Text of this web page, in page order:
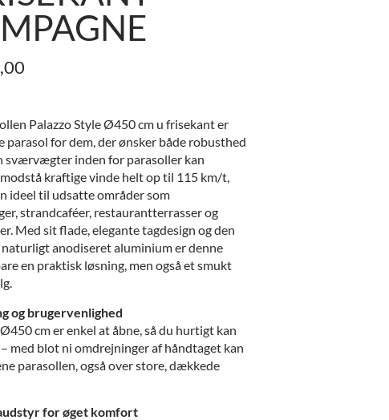
Palazzo Style Ø450 cm u frisekant er
parasol for dem, der ønsker både robusthed
sværvægter inden for parasoller kan
modstå kraftige vinde helt op til 115 km/t,
ideel til udsatte områder som
strandcaféer, restaurantterrasser og
Med sit flade, elegante tagdesign og den
anodiseret aluminium er denne
en praktisk løsning, men også et smukt
og brugervenlighed
cm er enkel at åbne, så du hurtigt kan
med blot ni omdrejninger af håndtaget kan
parasollen, også over store, dækkede
for øget komfort